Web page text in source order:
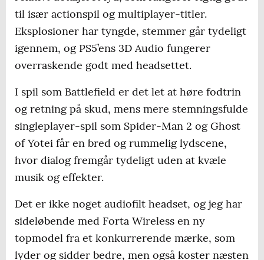
til især actionspil og multiplayer-titler.
Eksplosioner har tyngde, stemmer går tydeligt
igennem, og PS5’ens 3D Audio fungerer
overraskende godt med headsettet.
I spil som Battlefield er det let at høre fodtrin
og retning på skud, mens mere stemningsfulde
singleplayer-spil som Spider-Man 2 og Ghost
of Yotei får en bred og rummelig lydscene,
hvor dialog fremgår tydeligt uden at kvæle
musik og effekter.
Det er ikke noget audiofilt headset, og jeg har
sideløbende med Forta Wireless en ny
topmodel fra et konkurrerende mærke, som
lyder og sidder bedre, men også koster næsten